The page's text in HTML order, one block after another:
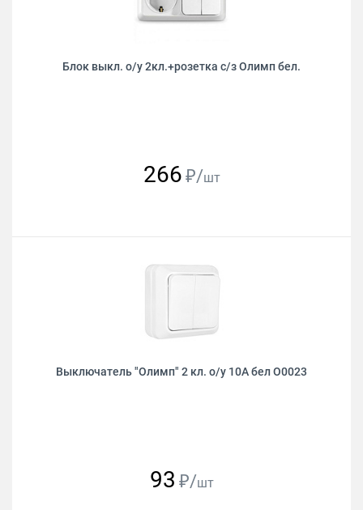
Блок выкл. о/у 2кл.+розетка с/з Олимп бел.
266 ₽/шт
Выключатель "Олимп" 2 кл. о/у 10А бел О0023
93 ₽/шт